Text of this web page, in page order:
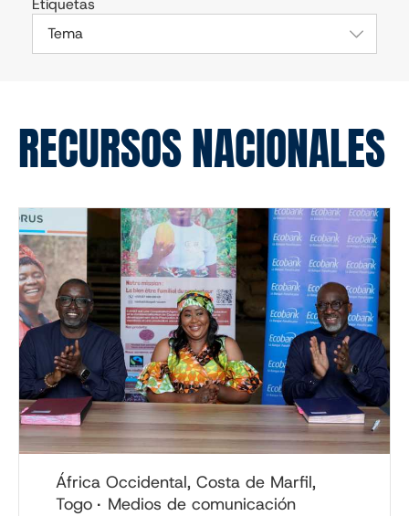
Etiquetas
Tema
RECURSOS NACIONALES
África Occidental, Costa de Marfil,
Togo
Medios de comunicación